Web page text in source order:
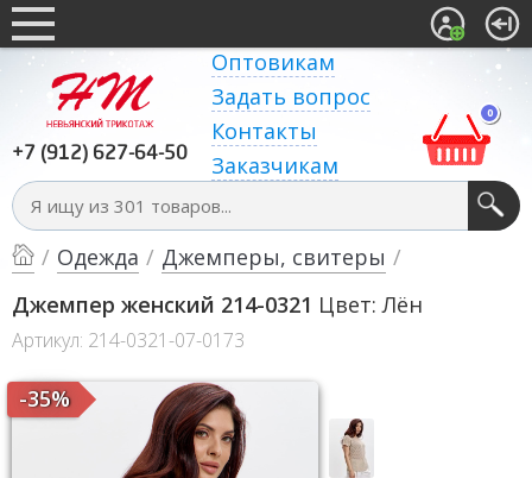
+7 (912) 627-64-50
Оптовикам
Задать вопрос
Контакты
Заказчикам
0
/ Одежда / Джемперы, свитеры /
Джемпер женский 214-0321 Цвет: Лён
Артикул: 214-0321-07-0173
-35%